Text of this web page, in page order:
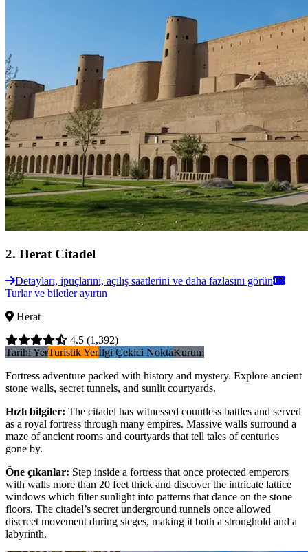
2. Herat Citadel
Detayları, ipuçlarını, açılış saatlerini ve daha fazlasını görün
Turlar ve biletler ayırtın
Herat
4.5 (1,392)
Tarihi YerTuristik Yerİlgi Çekici NoktaKurum
Fortress adventure packed with history and mystery. Explore ancient
stone walls, secret tunnels, and sunlit courtyards.
Hızlı bilgiler: The citadel has witnessed countless battles and served
as a royal fortress through many empires. Massive walls surround a
maze of ancient rooms and courtyards that tell tales of centuries
gone by.
Öne çıkanlar: Step inside a fortress that once protected emperors
with walls more than 20 feet thick and discover the intricate lattice
windows which filter sunlight into patterns that dance on the stone
floors. The citadel’s secret underground tunnels once allowed
discreet movement during sieges, making it both a stronghold and a
labyrinth.